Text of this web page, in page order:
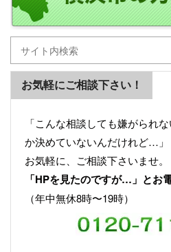
お気軽にご相談下さい！
「こんな相談しても嫌がられ
か決めていないんだけれど…」
お気軽に、ご相談下さいませ。
「HPを見たのですが…」とお
（年中無休8時〜19時）